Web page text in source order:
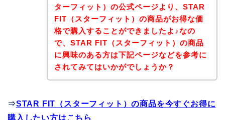
ターフィット）の公式ページより、STAR
FIT（スターフィット）の商品がお得な価
格で購入することができましたよ♪なの
で、STAR FIT（スターフィット）の商品
に興味のある方は下記ページなどを参考に
されてみてはいかがでしょうか？
⇒STAR FIT（スターフィット）の商品を今すぐお得に
購入したい方はこちら